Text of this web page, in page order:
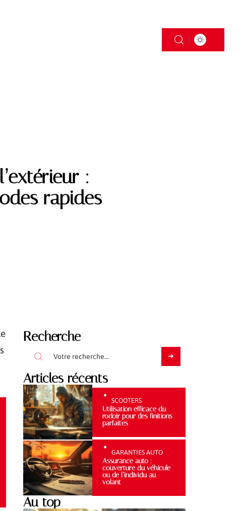
:
rapides
Recherche
Articles récents
SCOOTERS
Utilisation efficace du
rodoir pour des finitions
parfaites
GARANTIES AUTO
Assurance auto :
couverture du véhicule
ou de l’individu au
volant
Au top